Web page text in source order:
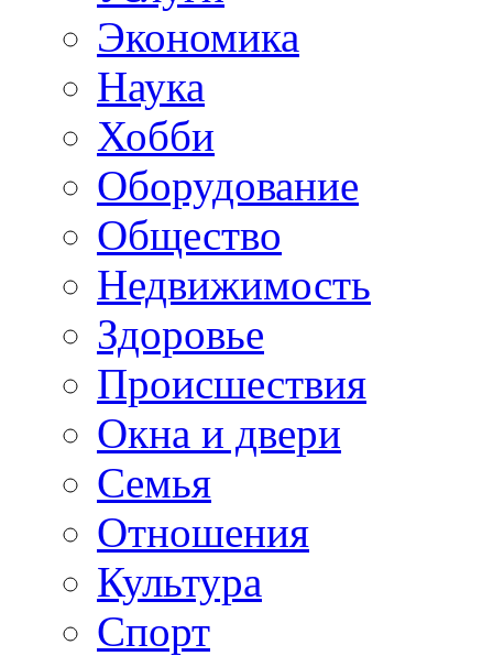
Экономика
Наука
Хобби
Оборудование
Общество
Недвижимость
Здоровье
Происшествия
Окна и двери
Семья
Отношения
Культура
Спорт